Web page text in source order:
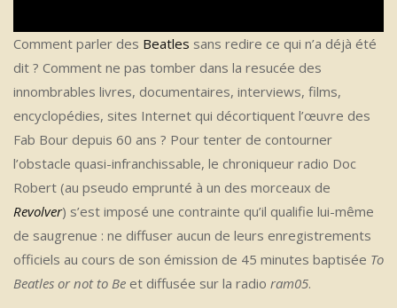
Comment parler des Beatles sans redire ce qui n’a déjà été
dit ? Comment ne pas tomber dans la resucée des
innombrables livres, documentaires, interviews, films,
encyclopédies, sites Internet qui décortiquent l’œuvre des
Fab Bour depuis 60 ans ? Pour tenter de contourner
l’obstacle quasi-infranchissable, le chroniqueur radio Doc
Robert (au pseudo emprunté à un des morceaux de
Revolver) s’est imposé une contrainte qu’il qualifie lui-même
de saugrenue : ne diffuser aucun de leurs enregistrements
officiels au cours de son émission de 45 minutes baptisée To
Beatles or not to Be et diffusée sur la radio ram05.